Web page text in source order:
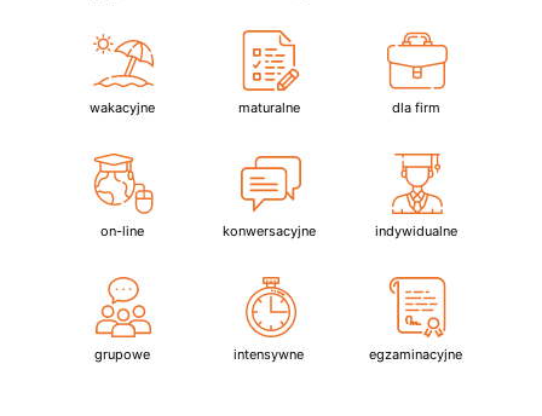
wakacyjne maturalne dla firm
on-line konwersacyjne indywidualne
grupowe intensywne egzaminacyjne